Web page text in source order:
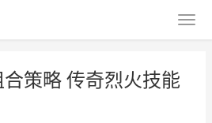
策略 传奇烈火技能